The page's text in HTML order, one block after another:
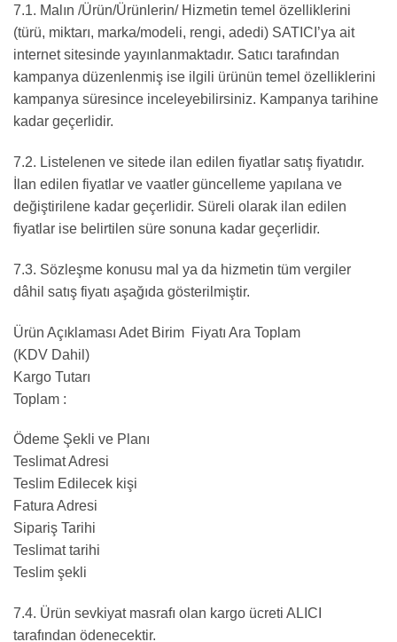
7.1. Malın /Ürün/Ürünlerin/ Hizmetin temel özelliklerini
(türü, miktarı, marka/modeli, rengi, adedi) SATICI’ya ait
internet sitesinde yayınlanmaktadır. Satıcı tarafından
kampanya düzenlenmiş ise ilgili ürünün temel özelliklerini
kampanya süresince inceleyebilirsiniz. Kampanya tarihine
kadar geçerlidir.
7.2. Listelenen ve sitede ilan edilen fiyatlar satış fiyatıdır.
İlan edilen fiyatlar ve vaatler güncelleme yapılana ve
değiştirilene kadar geçerlidir. Süreli olarak ilan edilen
fiyatlar ise belirtilen süre sonuna kadar geçerlidir.
7.3. Sözleşme konusu mal ya da hizmetin tüm vergiler
dâhil satış fiyatı aşağıda gösterilmiştir.
Ürün Açıklaması Adet Birim Fiyatı Ara Toplam
(KDV Dahil)
Kargo Tutarı
Toplam :
Ödeme Şekli ve Planı
Teslimat Adresi
Teslim Edilecek kişi
Fatura Adresi
Sipariş Tarihi
Teslimat tarihi
Teslim şekli
7.4. Ürün sevkiyat masrafı olan kargo ücreti ALICI
tarafından ödenecektir.